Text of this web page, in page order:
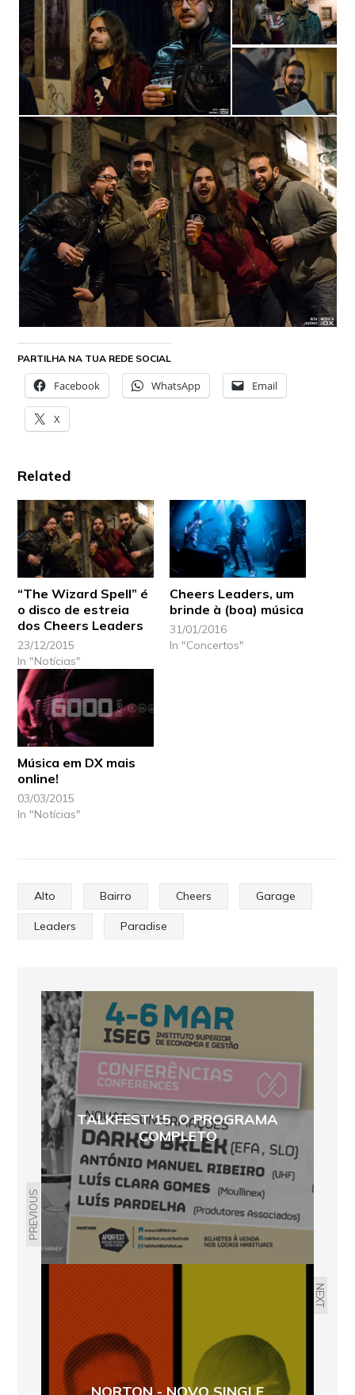
PARTILHA NA TUA REDE SOCIAL
Facebook WhatsApp Email
X
Related
“The Wizard Spell” é
o disco de estreia
dos Cheers Leaders
23/12/2015
In "Notícias"
Cheers Leaders, um
brinde à (boa) música
31/01/2016
In "Concertos"
Música em DX mais
online!
03/03/2015
In "Notícias"
Alto Bairro Cheers Garage
Leaders Paradise
PREVIOUS
TALKFEST'15, O PROGRAMA
COMPLETO
NEXT